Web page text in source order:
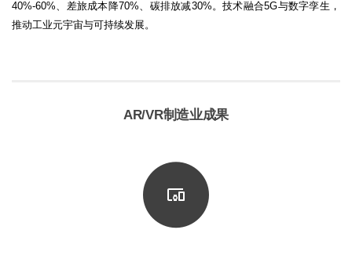
40%-60%、差旅成本降70%、碳排放减30%。技术融合5G与数字孪生，
推动工业元宇宙与可持续发展。
AR/VR制造业成果